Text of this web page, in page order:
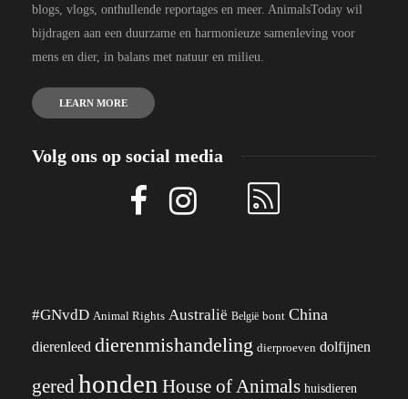
blogs, vlogs, onthullende reportages en meer. AnimalsToday wil
bijdragen aan een duurzame en harmonieuze samenleving voor
mens en dier, in balans met natuur en milieu.
LEARN MORE
Volg ons op social media
#GNvdD Animal Rights Australië België bont China
dierenleed dierenmishandeling dierproeven dolfijnen
gered honden House of Animals huisdieren